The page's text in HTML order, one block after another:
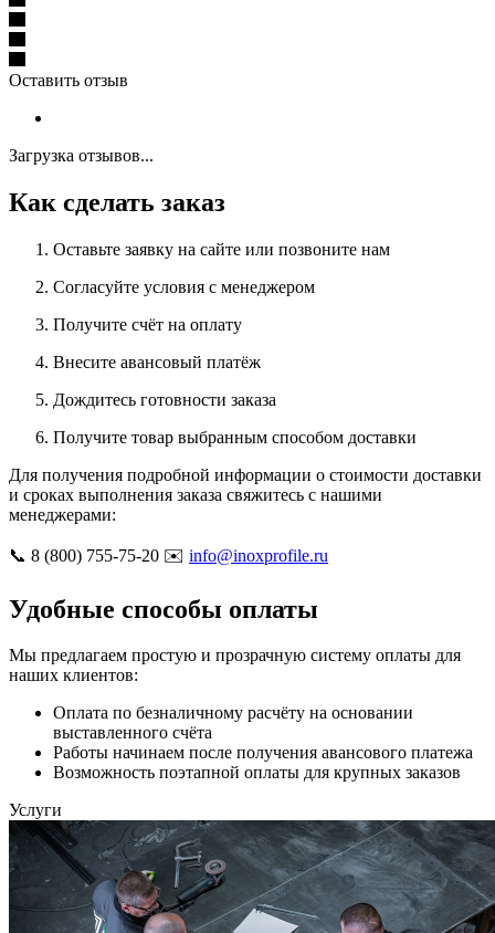
Оставить отзыв
Загрузка отзывов...
Как сделать заказ
Оставьте заявку на сайте или позвоните нам
Согласуйте условия с менеджером
Получите счёт на оплату
Внесите авансовый платёж
Дождитесь готовности заказа
Получите товар выбранным способом доставки
Для получения подробной информации о стоимости доставки
и сроках выполнения заказа свяжитесь с нашими
менеджерами:
📞 8 (800) 755-75-20 ✉️ info@inoxprofile.ru
Удобные способы оплаты
Мы предлагаем простую и прозрачную систему оплаты для
наших клиентов:
Оплата по безналичному расчёту на основании
выставленного счёта
Работы начинаем после получения авансового платежа
Возможность поэтапной оплаты для крупных заказов
Услуги